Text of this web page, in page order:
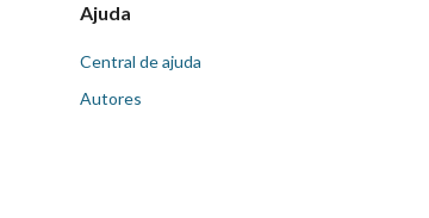
Ajuda
Central de ajuda
Autores